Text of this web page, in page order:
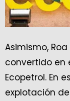
Asimismo,
convertido en
Ecopetrol. En
explotación